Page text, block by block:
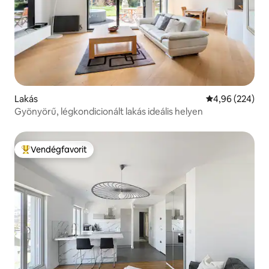
Lakás Átlagos
4,96 (224)
Gyönyörű, légkondicionált lakás ideális helyen
Kiemelt vendégfavorit
Vendégfavorit